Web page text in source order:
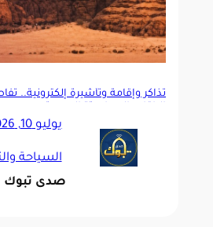
تذاكر وإقامة وتأشيرة إلكترونية..
يوليو 10, 2026
السياحة
صدى تبوك